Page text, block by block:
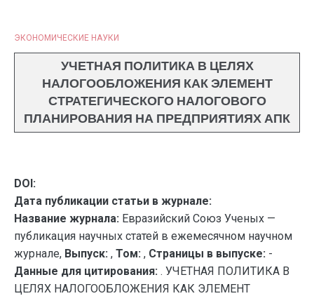
ЭКОНОМИЧЕСКИЕ НАУКИ
УЧЕТНАЯ ПОЛИТИКА В ЦЕЛЯХ
НАЛОГООБЛОЖЕНИЯ КАК ЭЛЕМЕНТ
СТРАТЕГИЧЕСКОГО НАЛОГОВОГО
ПЛАНИРОВАНИЯ НА ПРЕДПРИЯТИЯХ АПК
DOI:
Дата публикации статьи в журнале:
Название журнала: Евразийский Союз Ученых —
публикация научных статей в ежемесячном научном
журнале, Выпуск: , Том: , Страницы в выпуске: -
Данные для цитирования: . УЧЕТНАЯ ПОЛИТИКА В
ЦЕЛЯХ НАЛОГООБЛОЖЕНИЯ КАК ЭЛЕМЕНТ